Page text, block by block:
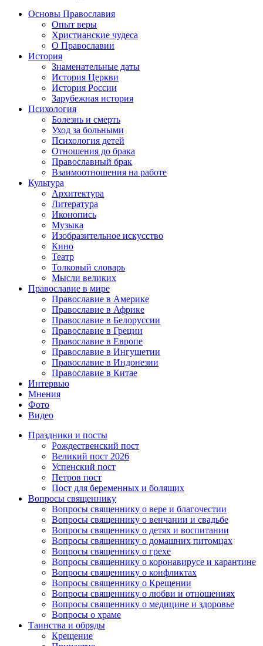
Основы Православия
Опыт веры
Христианские чудеса
О Православии
История
Знаменательные даты
История Церкви
История России
Зарубежная история
Психология
Болезнь и смерть
Уход за больными
Психология детей
Отношения до брака
Православный брак
Взаимоотношения на работе
Культура
Архитектура
Литература
Иконопись
Музыка
Изобразительное искусство
Кино
Театр
Толковый словарь
Мысли великих
Православие в мире
Православие в Америке
Православие в Африке
Православие в Белоруссии
Православие в Греции
Православие в Европе
Православие в Ингушетии
Православие в Индонезии
Православие в Китае
Интервью
Мнения
Фото
Видео
Праздники и посты
Рождественский пост
Великий пост 2026
Успенский пост
Петров пост
Пост для беременных и болящих
Вопросы священнику
Вопросы священнику о вере и благочестии
Вопросы священнику о венчании и свадьбе
Вопросы священнику о детях и воспитании
Вопросы священнику о домашних питомцах
Вопросы священнику о грехе
Вопросы священнику о коронавирусе и карантине
Вопросы священнику о конфликтах
Вопросы священнику о Крещении
Вопросы священнику о любви и отношениях
Вопросы священнику о медицине и здоровье
Вопросы о храме
Таинства и обряды
Крещение